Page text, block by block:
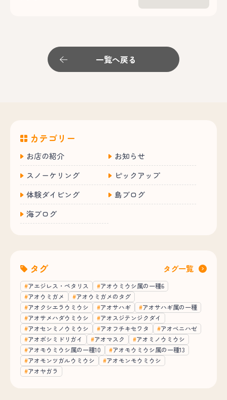
一覧へ戻る
カテゴリー
お店の紹介
お知らせ
スノーケリング
ピックアップ
体験ダイビング
島ブログ
海ブログ
タグ タグ一覧
アエジレス・ペタリス
アオウミウシ属の一種6
アオウミガメ
アオウミガメのタグ
アオクシエラウミウシ
アオサハギ
アオサハギ属の一種
アオサメハダウミウシ
アオスジテンジクダイ
アオセンミノウミウシ
アオフチキセワタ
アオベニハゼ
アオボシミドリガイ
アオマスク
アオミノウミウシ
アオモウミウシ属の一種10
アオモウミウシ属の一種13
アオモンツガルウミウシ
アオモンモウミウシ
アオヤガラ